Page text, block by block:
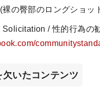
の臀部のロングショッ
/ 性的行為の
いたコンテンツ